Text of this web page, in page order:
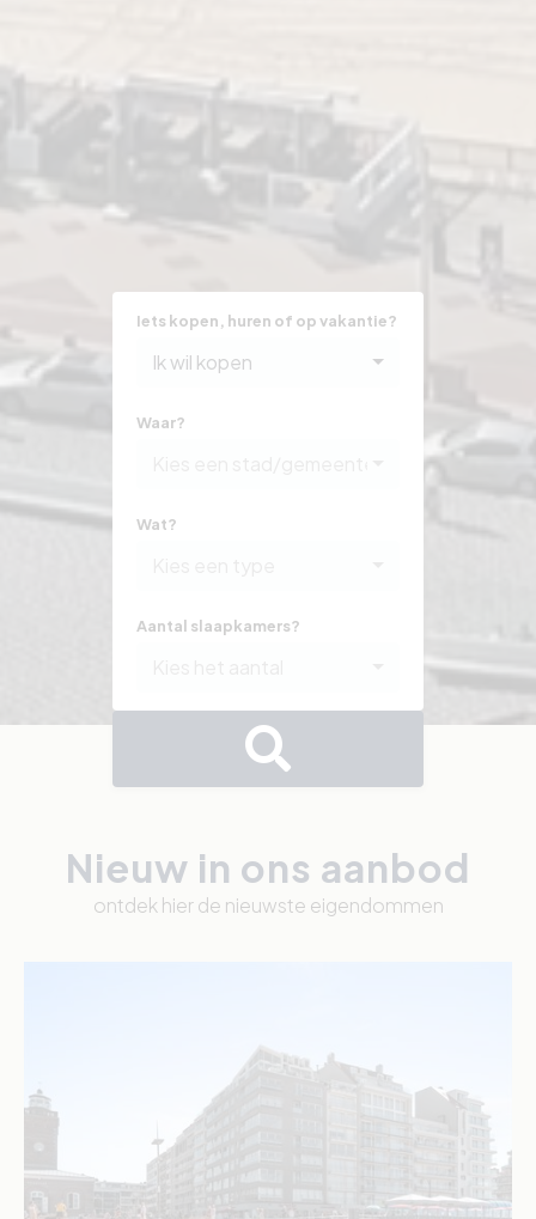
Iets kopen, huren of op vakantie?
Ik wil kopen
Waar?
Wat?
Aantal slaapkamers?
Nieuw in ons aanbod
ontdek hier de nieuwste eigendommen